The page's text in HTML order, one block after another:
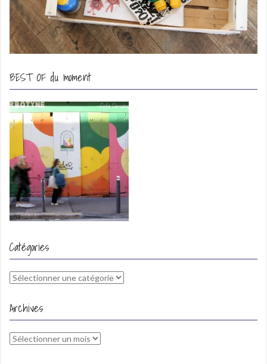
BEST OF du moment
Catégories
Catégories
Archives
Archives